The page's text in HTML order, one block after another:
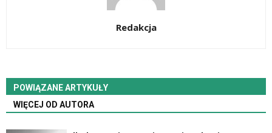
Redakcja
POWIĄZANE ARTYKUŁY
WIĘCEJ OD AUTORA